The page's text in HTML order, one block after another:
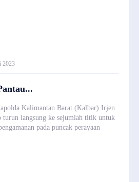
2023
Kalimantan Barat (Kalbar) Irjen
turun langsung ke sejumlah titik untuk
pada puncak perayaan